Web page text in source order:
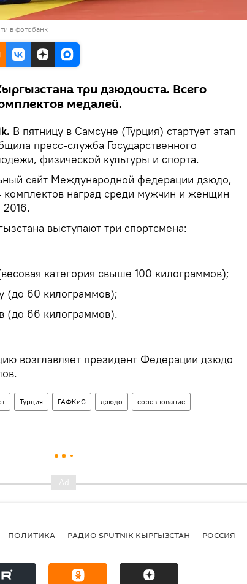
в фотобанк
три дзюдоиста. Всего
медалей.
В пятницу в Самсуне (Турция) стартует этап
пресс-служба Государственного
физической культуры и спорта.
сайт Международной федерации дзюдо,
комплектов наград среди мужчин и женщин
выступают три спортсмена:
категория свыше 100 килограммов);
(до 60 килограммов);
(до 66 килограммов).
возглавляет президент Федерации дзюдо
Турция ГАФКиС дзюдо соревнование
ПОЛИТИКА РАДИО SPUTNIK КЫРГЫЗСТАН РОССИЯ